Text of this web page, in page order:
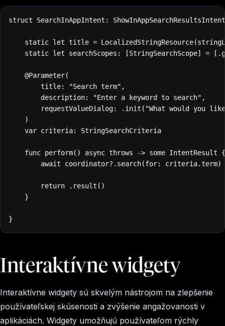
struct SearchInAppIntent:
static let title =
static let searchScopes: [StringSearchScope] =
    @Parameter(
        title: "Search term",
        description: "Enter a keyword to search",
requestValueDialog: .init("What would you
    )
    var criteria: StringSearchCriteria
    func perform() async throws -> some IntentResult {
        await coordinator?.search(for: criteria.term)
        return .result()
    }
}
Interaktívne widgety
Interaktívne widgety sú skvelým nástrojom na zlepšenie
používateľskej skúsenosti a zvýšenie angažovanosti v
aplikáciách. Widgety umožňujú používateľom rýchly